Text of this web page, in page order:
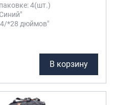
4(шт.)
*28 дюймов"
В корзину